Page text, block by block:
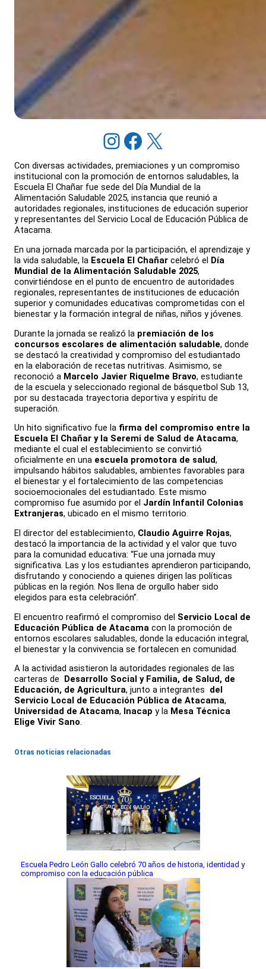
Instagram Facebook X
Con diversas actividades, premiaciones y un compromiso
institucional con la promoción de entornos saludables, la
Escuela El Chañar fue sede del Día Mundial de la
Alimentación Saludable 2025, instancia que reunió a
autoridades regionales, instituciones de educación superior
y representantes del Servicio Local de Educación Pública de
Atacama.
En una jornada marcada por la participación, el aprendizaje y
la vida saludable, la Escuela El Chañar celebró el Día
Mundial de la Alimentación Saludable 2025,
convirtiéndose en el punto de encuentro de autoridades
regionales, representantes de instituciones de educación
superior y comunidades educativas comprometidas con el
bienestar y la formación integral de niñas, niños y jóvenes.
Durante la jornada se realizó la premiación de los
concursos escolares de alimentación saludable, donde
se destacó la creatividad y compromiso del estudiantado
en la elaboración de recetas nutritivas. Asimismo, se
reconoció a Marcelo Javier Riquelme Bravo, estudiante
de la escuela y seleccionado regional de básquetbol Sub 13,
por su destacada trayectoria deportiva y espíritu de
superación.
Un hito significativo fue la firma del compromiso entre la
Escuela El Chañar y la Seremi de Salud de Atacama,
mediante el cual el establecimiento se convirtió
oficialmente en una escuela promotora de salud,
impulsando hábitos saludables, ambientes favorables para
el bienestar y el fortalecimiento de las competencias
socioemocionales del estudiantado. Este mismo
compromiso fue asumido por el Jardín Infantil Colonias
Extranjeras, ubicado en el mismo territorio.
El director del establecimiento, Claudio Aguirre Rojas,
destacó la importancia de la actividad y el valor que tuvo
para la comunidad educativa: “Fue una jornada muy
significativa. Las y los estudiantes aprendieron participando,
disfrutando y conociendo a quienes dirigen las políticas
públicas en la región. Nos llena de orgullo haber sido
elegidos para esta celebración”.
El encuentro reafirmó el compromiso del Servicio Local de
Educación Pública de Atacama con la promoción de
entornos escolares saludables, donde la educación integral,
el bienestar y la convivencia se fortalecen en comunidad.
A la actividad asistieron la autoridades regionales de las
carteras de
Desarrollo Social y Familia, de Salud, de
Educación, de Agricultura, junto a integrantes del
Servicio Local de Educación Pública de Atacama,
Universidad de Atacama, Inacap y la Mesa Técnica
Elige Vivir Sano.
Otras noticias relacionadas
Escuela Pedro León Gallo celebró 70 años de historia, identidad y
compromiso con la educación pública